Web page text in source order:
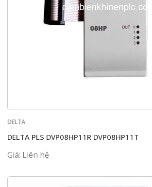
DELTA
DELTA PLS DVP08HP11R DVP08HP11T
Giá: Liên hệ